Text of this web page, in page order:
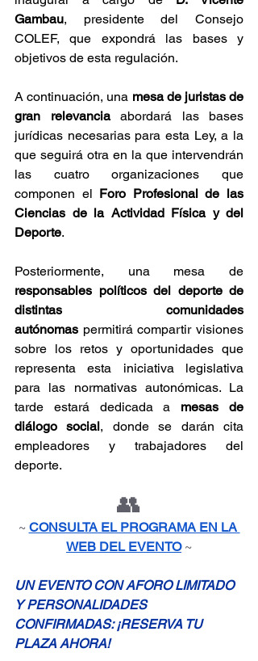
Gambau, presidente del Consejo
COLEF, que expondrá las bases y
objetivos de esta regulación.
A continuación, una mesa de juristas de
gran relevancia abordará las bases
jurídicas necesarias para esta Ley, a la
que seguirá otra en la que intervendrán
las cuatro organizaciones que
componen el Foro Profesional de las
Ciencias de la Actividad Física y del
Deporte.
responsables políticos del deporte de
distintas comunidades
autónomas permitirá compartir visiones
sobre los retos y oportunidades que
representa esta iniciativa legislativa
para las normativas autonómicas. La
tarde estará dedicada a mesas de
diálogo social, donde se darán cita
empleadores y trabajadores del
deporte.
👥
~ CONSULTA EL PROGRAMA EN LA
WEB DEL EVENTO ~
UN EVENTO CON AFORO LIMITADO
Y PERSONALIDADES
CONFIRMADAS: ¡RESERVA TU
PLAZA AHORA!